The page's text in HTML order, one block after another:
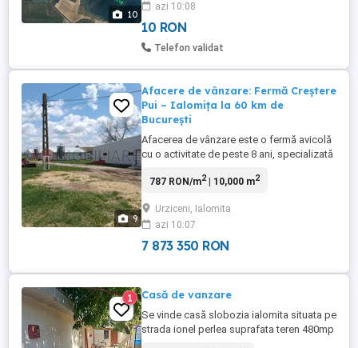
10
Județul Ialomița, lac folosit in piscicultura
...
azi 10:08
10 RON
Telefon validat
9
Afacere de vânzare: Fermă Creștere
Pui – Ialomița la 60 km de
București
Afacerea de vânzare este o fermă avicolă
cu o activitate de peste 8 ani, specializată
ouă și carne). Ferma este dotată cu o
este situată în județul Ialomița, într-o zonă
agricolă cu acces facil la principalele rute
comerciale. ...
787 RON/m2| 10,000 m2
Urziceni, Ialomita
azi 10:07
7 873 350 RON
1 Casă de vanzare
Se vinde casă slobozia ialomita situata pe
strada ionel perlea suprafata teren 480mp